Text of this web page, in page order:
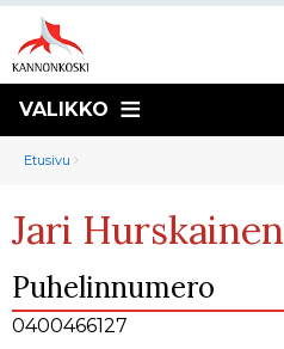
VALIKKO
Murupolku
You
here:
Etusivu
Jari Hurskainen
Puhelinnumero
0400466127